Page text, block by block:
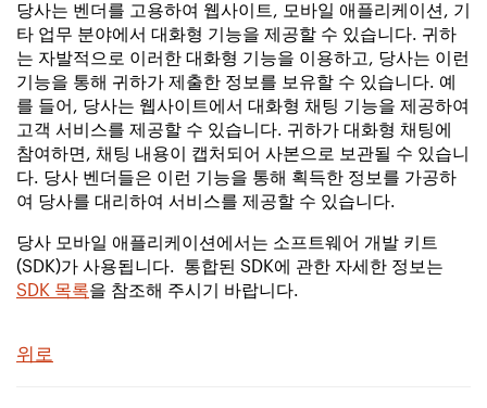
당사는 벤더를 고용하여 웹사이트, 모바일 애플리케이션, 기
타 업무 분야에서 대화형 기능을 제공할 수 있습니다. 귀하
는 자발적으로 이러한 대화형 기능을 이용하고, 당사는 이런
기능을 통해 귀하가 제출한 정보를 보유할 수 있습니다. 예
를 들어, 당사는 웹사이트에서 대화형 채팅 기능을 제공하여
고객 서비스를 제공할 수 있습니다. 귀하가 대화형 채팅에
참여하면, 채팅 내용이 캡처되어 사본으로 보관될 수 있습니
다. 당사 벤더들은 이런 기능을 통해 획득한 정보를 가공하
여 당사를 대리하여 서비스를 제공할 수 있습니다.
당사 모바일 애플리케이션에서는 소프트웨어 개발 키트
(SDK)가 사용됩니다. 통합된 SDK에 관한 자세한 정보는
SDK 목록을 참조해 주시기 바랍니다.
위로